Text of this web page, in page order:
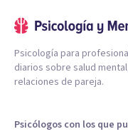
Psicología para
diarios sobre salud
relaciones de pareja.
Psicólogos con los que